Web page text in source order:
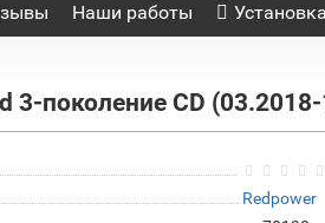
Наши работы Установка
3-поколение CD
Redpower